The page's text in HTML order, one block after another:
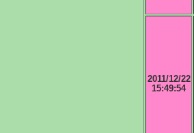
2011/12/22
15:49:54